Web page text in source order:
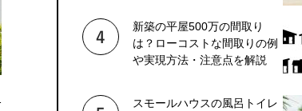
新築の平屋500万の間取り
は？ローコストな間取りの例
や実現方法・注意点を解説
スモールハウスの風呂トイレ